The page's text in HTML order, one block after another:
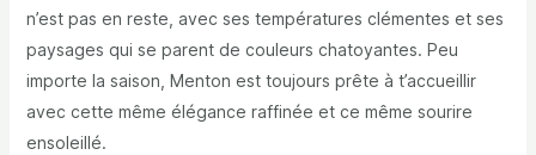
n’est pas en reste, avec ses températures clémentes et ses
paysages qui se parent de couleurs chatoyantes. Peu
importe la saison, Menton est toujours prête à t’accueillir
avec cette même élégance raffinée et ce même sourire
ensoleillé.